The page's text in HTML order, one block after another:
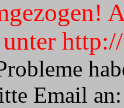
unter
Email